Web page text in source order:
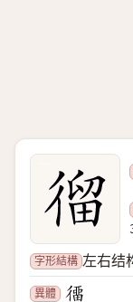
字形結構 左右结
異體